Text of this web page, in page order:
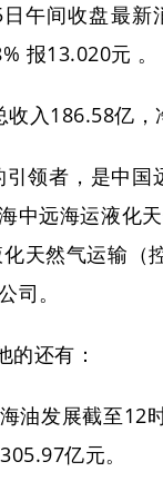
午间收盘最新
报13.020元 。
入186.58亿，
领者，是中
远海运液化
天然气运输（
司。
还有：
油发展截至12
亿元。